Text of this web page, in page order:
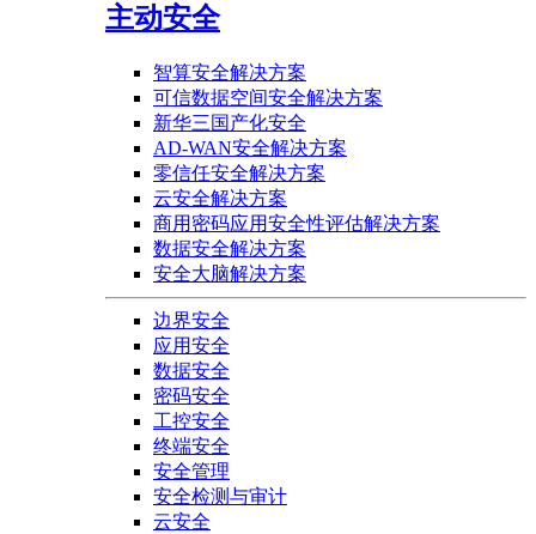
主动安全
智算安全解决方案
可信数据空间安全解决方案
新华三国产化安全
AD-WAN安全解决方案
零信任安全解决方案
云安全解决方案
商用密码应用安全性评估解决方案
数据安全解决方案
安全大脑解决方案
边界安全
应用安全
数据安全
密码安全
工控安全
终端安全
安全管理
安全检测与审计
云安全